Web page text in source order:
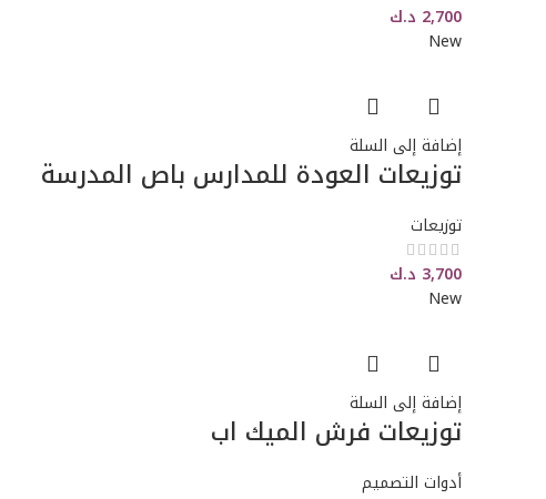
2,700 د.ك
New
إضافة إلى السلة
توزيعات العودة للمدارس باص المدرسة
توزيعات
3,700 د.ك
New
إضافة إلى السلة
توزيعات فرش الميك اب
أدوات التصميم